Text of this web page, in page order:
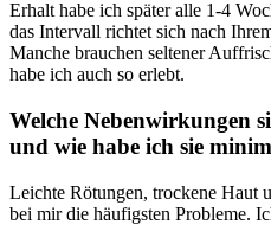
⁣Erhalt ‌habe ich später alle 1-4
das⁣ Intervall richtet sich nach​
Manche brauchen seltener
habe ich auch so‌ erlebt.
Welche Nebenwirkungen
und wie habe ich sie
Leichte Rötungen, trockene Haut
bei mir die häufigsten Probleme.